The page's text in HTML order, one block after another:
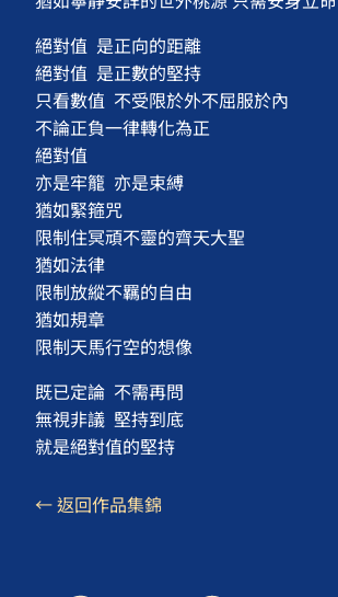
絕對值 是正向的距離
絕對值 是正數的堅持
只看數值 不受限於外不屈服於內
不論正負一律轉化為正
絕對值
亦是牢籠 亦是束縛
猶如緊箍咒
限制住冥頑不靈的齊天大聖
猶如法律
限制放縱不羈的自由
猶如規章
限制天馬行空的想像
既已定論 不需再問
無視非議 堅持到底
就是絕對值的堅持
← 返回作品集錦